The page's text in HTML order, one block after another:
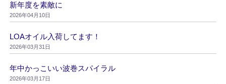
新年度を素敵に
2026年04月10日
LOAオイル入荷してます！
2026年03月31日
年中かっこいい波巻スパイラル
2026年03月17日